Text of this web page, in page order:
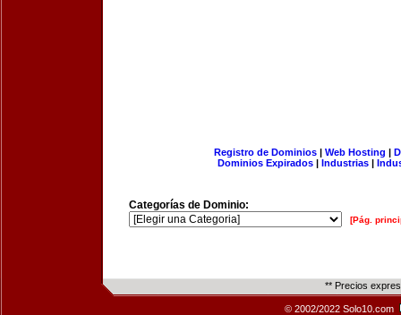
Registro de Dominios| Web Hosting |
Dominios Expirados | Industrias |
Categorías de Dominio:
[Pág.
** Precios
© 2002/2022 Solo10.com